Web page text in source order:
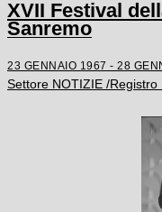
XVII Festival
Sanremo
23 GENNAIO 1967 - 28
Settore NOTIZIE /